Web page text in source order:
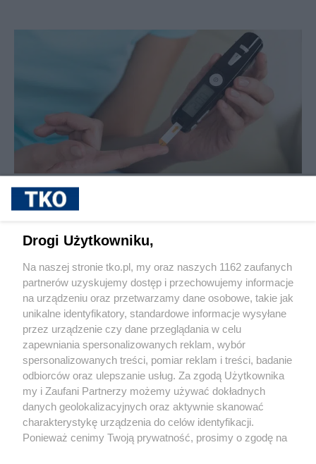
sponsorowane
Cukrzyca – cicha epidemia, która
możliwości leczenia i rosnąca rola
Pokaż więcej
Reklama Tematy Archiwum artykułów
Drogi Użytkowniku,
Na naszej stronie tko.pl, my oraz naszych 1162 zaufanych
partnerów uzyskujemy dostęp i przechowujemy informacje
na urządzeniu oraz przetwarzamy dane osobowe, takie jak
unikalne identyfikatory, standardowe informacje wysyłane
przez urządzenie czy dane przeglądania w celu
zapewniania spersonalizowanych reklam, wybór
spersonalizowanych treści, pomiar reklam i treści, badanie
odbiorców oraz ulepszanie usług. Za zgodą Użytkownika
my i Zaufani Partnerzy możemy używać dokładnych
danych geolokalizacyjnych oraz aktywnie skanować
charakterystykę urządzenia do celów identyfikacji.
Ponieważ cenimy Twoją prywatność, prosimy o zgodę na